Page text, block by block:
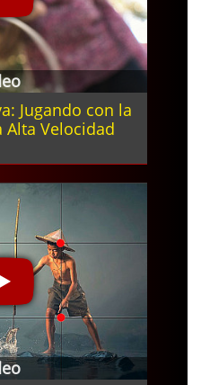
Jugando con la
Alta Velocidad